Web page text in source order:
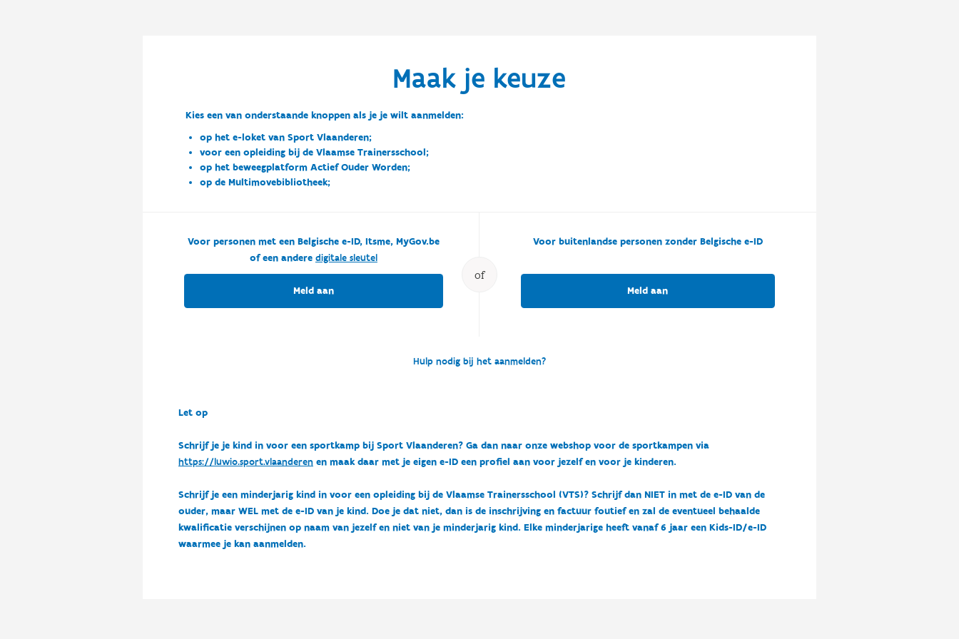
Maak je keuze
Kies een van onderstaande knoppen als je je wilt aanmelden:
op het e-loket van Sport Vlaanderen;
voor een opleiding bij de Vlaamse Trainersschool;
op het beweegplatform Actief Ouder Worden;
op de Multimovebibliotheek;
of
Voor personen met een Belgische e-ID, Itsme, MyGov.be
of een andere digitale sleutel
Meld aan
Voor buitenlandse personen zonder Belgische e-ID
Meld aan
Hulp nodig bij het aanmelden?
Let op
Schrijf je je kind in voor een sportkamp bij Sport Vlaanderen? Ga dan naar onze webshop voor de sportkampen via
https://luwio.sport.vlaanderenen maak daar met je eigen e-ID een profiel aan voor jezelf en voor je kinderen.
Schrijf je een minderjarig kind in voor een opleiding bij de Vlaamse Trainersschool (VTS)? Schrijf dan NIET in met de e-ID van de
ouder, maar WEL met de e-ID van je kind. Doe je dat niet, dan is de inschrijving en factuur foutief en zal de eventueel behaalde
kwalificatie verschijnen op naam van jezelf en niet van je minderjarig kind. Elke minderjarige heeft vanaf 6 jaar een Kids-ID/e-ID
waarmee je kan aanmelden.